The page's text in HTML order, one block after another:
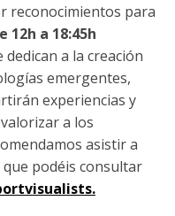
reconocimientos para
12h a 18:45h
a la creación
emergentes,
experiencias y
a los
asistir a
que podéis consultar